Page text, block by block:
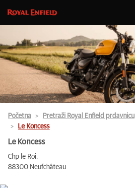
Početna Pretraži Royal Enfield prdavnicu
Le Koncess
Le Koncess
Chp le Roi,
88300 Neufchâteau